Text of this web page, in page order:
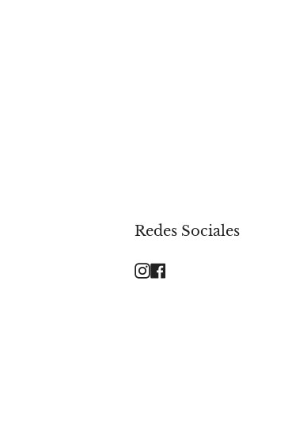
Redes Sociales
Instagram
Facebook